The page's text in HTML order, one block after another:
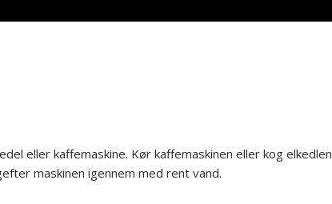
eller kaffemaskine. Kør kaffemaskinen eller kog elkedlen
maskinen igennem med rent vand.